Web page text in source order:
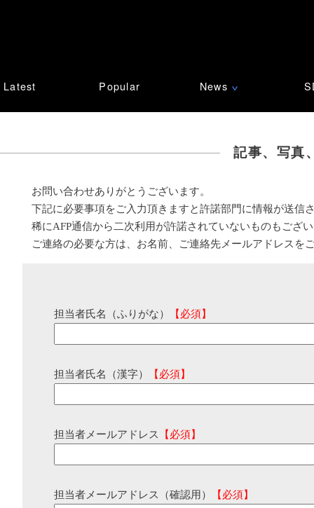
Latest Popular News ∨
記事、写真
お問い合わせありがとうございます。
下記に必要事項をご入力頂きますと許諾部門に情報が送信
稀にAFP通信から二次利用が許諾されていないものもござ
ご連絡の必要な方は、お名前、ご連絡先メールアドレスを
担当者氏名（ふりがな） 【必須】
担当者氏名（漢字） 【必須】
担当者メールアドレス 【必須】
担当者メールアドレス（確認用） 【必須】